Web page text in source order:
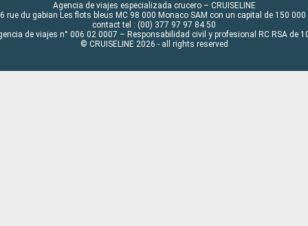
Agencia de viajes especializada crucero – CRUISELINE
rue du gabian Les flots bleus MC 98 000 Monaco SAM con un capital de 150 000
contact tel : (00) 377 97 97 84 50
de viajes n° 006 02 0007 – Responsabilidad civil y profesional RC RSA de
© CRUISELINE 2026 - all rights reserved